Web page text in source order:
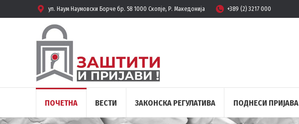
ул. Наум Наумовски Борче бр. 58 1000 Скопје, Р. Македонија +389 (2) 3217 000
ПОЧЕТНА ВЕСТИ ЗАКОНСКА РЕГУЛАТИВА ПОДНЕСИ ПРИЈАВА